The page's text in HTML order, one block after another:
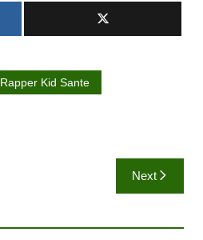
Rapper Kid Sante
Next